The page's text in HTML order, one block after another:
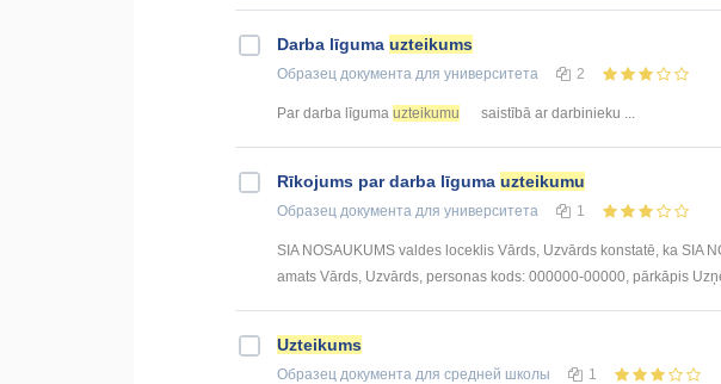
Darba līguma uzteikums
Образец документа для университета 2
Par darba līguma uzteikumu saistībā ar darbinieku ...
Rīkojums par darba līguma uzteikumu
Образец документа для университета 1
SIA NOSAUKUMS valdes loceklis Vārds, Uzvārds konstatē, ka SIA
amats Vārds, Uzvārds, personas kods: 000000-00000, pārkāpis
Uzteikums
Образец документа для средней школы 1